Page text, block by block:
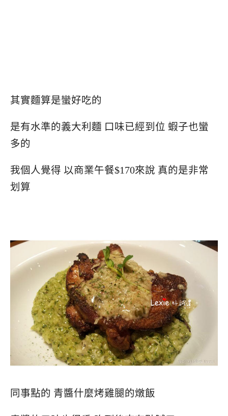
其實麵算是蠻好吃的
是有水準的義大利麵 口味已經到位 蝦子也蠻
多的
我個人覺得 以商業午餐$170來說 真的是非常
划算
同事點的 青醬什麼烤雞腿的燉飯